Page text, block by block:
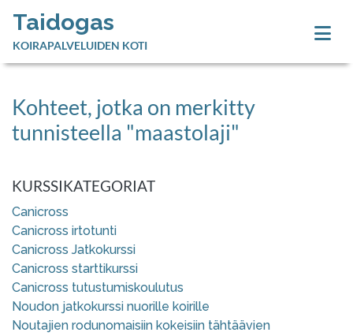
Taidogas
KOIRAPALVELUIDEN KOTI
Kohteet, jotka on merkitty
tunnisteella "maastolaji"
KURSSIKATEGORIAT
Canicross
Canicross irtotunti
Canicross Jatkokurssi
Canicross starttikurssi
Canicross tutustumiskoulutus
Noudon jatkokurssi nuorille koirille
Noutajien rodunomaisiin kokeisiin tähtäävien